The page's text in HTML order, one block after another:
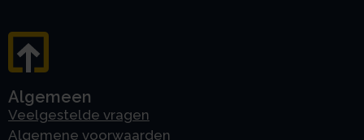
Algemeen
Veelgestelde vragen
Algemene voorwaarden